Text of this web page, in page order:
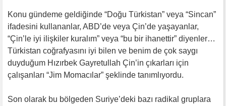
Konu gündeme geldiğinde “Doğu Türkistan” veya “Sincan”
ifadesini kullananlar, ABD’de veya Çin’de yaşayanlar,
“Çin’le iyi ilişkiler kuralım” veya “bu bir ihanettir” diyenler…
Türkistan coğrafyasını iyi bilen ve benim de çok saygı
duyduğum Hızırbek Gayretullah Çin’in çıkarları için
çalışanları “Jim Momacılar” şeklinde tanımlıyordu.
Son olarak bu bölgeden Suriye’deki bazı radikal gruplara